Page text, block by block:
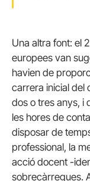
Una altra font: el
europees van
havien de
carrera inicial del
dos o tres anys, i
les hores de
disposar de
professional, la
acció docent -
sobrecàrregues.